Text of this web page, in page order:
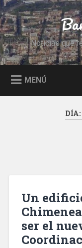
Saltar
al
contenido
Buscar
Noticias que
MENÚ
DÍA:
Un
ser el